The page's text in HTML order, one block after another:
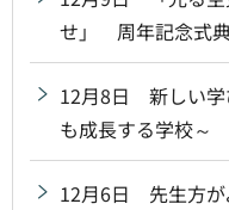
せ」 周年記念式
12月8日 新しい学
も成長する学校～
12月6日 先生方が